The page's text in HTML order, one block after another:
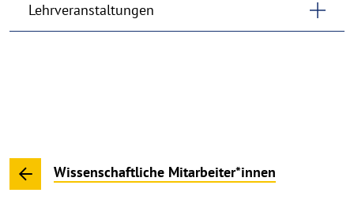
Lehrveranstaltungen
Wissenschaftliche Mitarbeiter*innen